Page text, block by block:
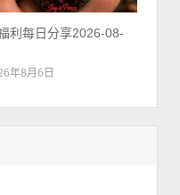
利每日分享2026-08-
年8月6日